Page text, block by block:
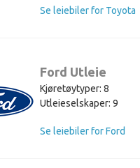
Se leiebiler for Toyota
Ford Utleie
Kjøretøytyper: 8
Utleieselskaper: 9
Se leiebiler for Ford